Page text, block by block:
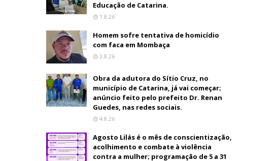
Educação de Catarina.
1.8.26
Homem sofre tentativa de homicídio
com faca em Mombaça
3.8.26
Obra da adutora do Sítio Cruz, no
município de Catarina, já vai começar;
anúncio feito pelo prefeito Dr. Renan
Guedes, nas redes sociais.
4.8.26
Agosto Lilás é o mês de conscientização,
acolhimento e combate à violência
contra a mulher; programação de 5 a 31